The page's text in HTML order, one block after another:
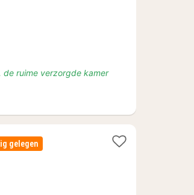
de ruime verzorgde kamer
gelegen